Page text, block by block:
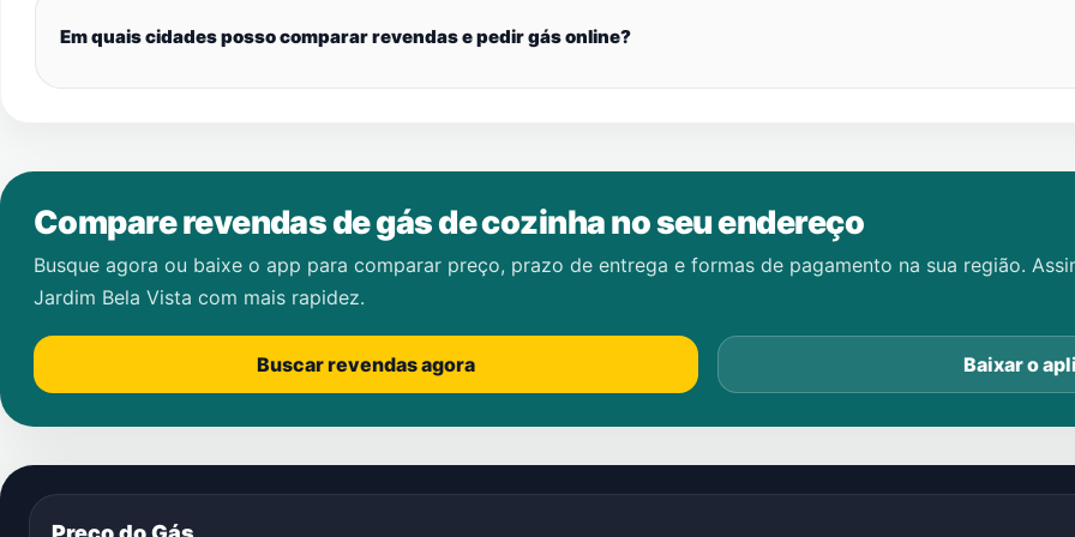
Em quais cidades posso comparar revendas e pedir gás online?
Compare revendas de gás de cozinha no seu endereço
Busque agora ou baixe o app para comparar preço, prazo de entrega e formas de pagamento na sua região.
Jardim Bela Vista com mais rapidez.
Buscar revendas agora Baixar o